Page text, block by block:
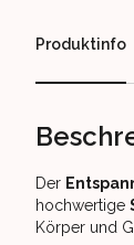
Produktinfo
Der
hochwertige
Körper und